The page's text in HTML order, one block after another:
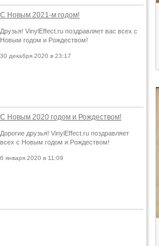
С Новым 2021-м годом!
Друзья! VinylEffect.ru поздравляет вас всех с
Новым годом и Рождеством!
30 декабря 2020 в 23:17
С Новым 2020 годом и Рождеством!
Дорогие друзья! VinylEffect.ru поздравляет
всех с Новым годом и Рождеством!
6 января 2020 в 11:09